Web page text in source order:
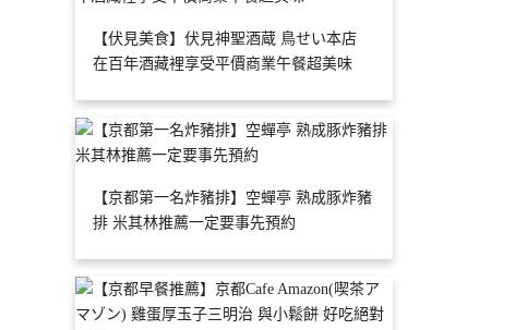
【伏見美食】伏見神聖酒蔵 鳥せい本店
在百年酒藏裡享受平價商業午餐超美味
【京都第一名炸豬排】空蟬亭 熟成豚炸豬
排 米其林推薦一定要事先預約